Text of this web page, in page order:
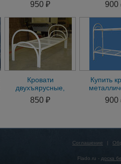
эконом опт
950 ₽ 900
Кровати
двухъярусные,
кровати дешево,
кровати армейские
850 ₽
Купить
900
Соглашение |
Flado.ru - доска